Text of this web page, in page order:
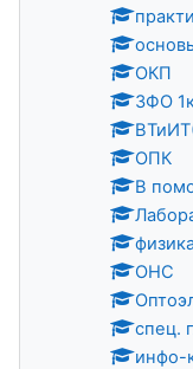
ОКП
ЗФО
ОПК
В
ОНС
спец.
инфо-